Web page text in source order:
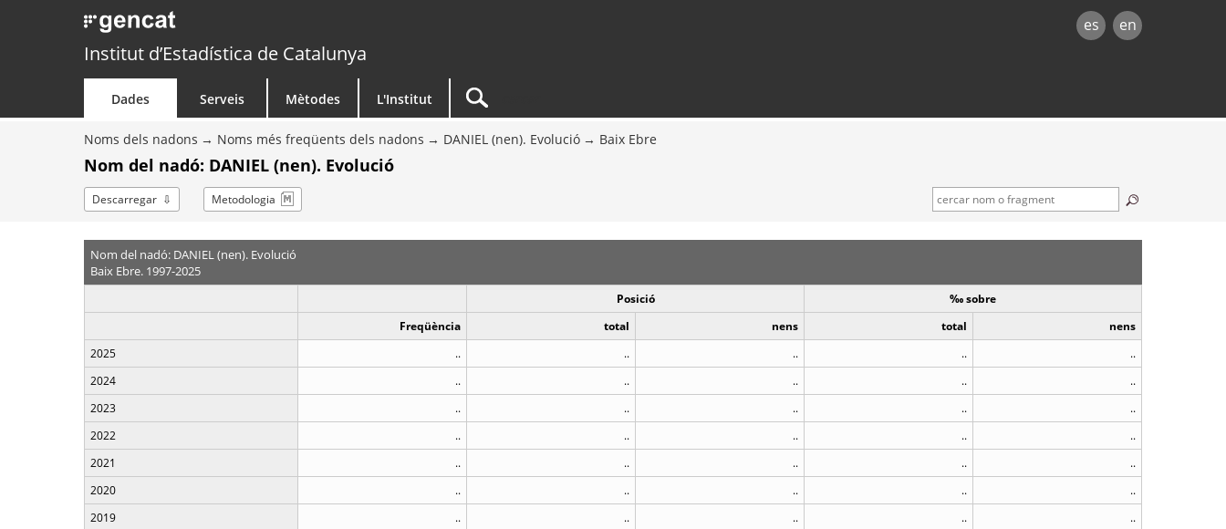
es en
Institut d’Estadística de Catalunya
Dades Serveis Mètodes L'Institut
Noms dels nadons Noms més freqüents dels nadons DANIEL (nen). Evolució Baix Ebre
Nom del nadó: DANIEL (nen). Evolució
Descarregar Metodologia
Nom del nadó: DANIEL (nen). Evolució
Baix Ebre. 1997-2025
Posició
‰ sobre
Freqüència
total nens total
nens
2025
.. .. .. ..
..
2024
.. .. .. ..
..
2023
.. .. .. ..
..
2022
.. .. .. ..
..
2021
.. .. .. ..
..
2020
.. .. .. ..
..
2019
.. .. .. ..
..